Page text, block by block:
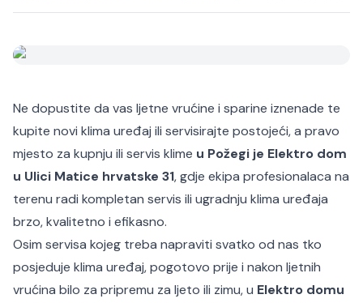
Ne dopustite da vas ljetne vrućine i sparine iznenade te
kupite novi klima uređaj ili servisirajte postojeći, a pravo
mjesto za kupnju ili servis klime u Požegi je Elektro dom
u Ulici Matice hrvatske 31, gdje ekipa profesionalaca na
terenu radi kompletan servis ili ugradnju klima uređaja
brzo, kvalitetno i efikasno.
Osim servisa kojeg treba napraviti svatko od nas tko
posjeduje klima uređaj, pogotovo prije i nakon ljetnih
vrućina bilo za pripremu za ljeto ili zimu, u Elektro domu